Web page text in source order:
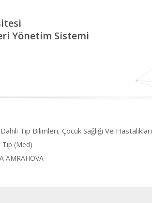
Yönetim Sistemi
Tıp Bilimleri, Çocuk Sağlığı Ve Hastalıkları
Tıp (Med)
AMRAHOVA